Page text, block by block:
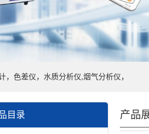
，色差仪，水质分析仪,烟气分析仪，
目录 产品